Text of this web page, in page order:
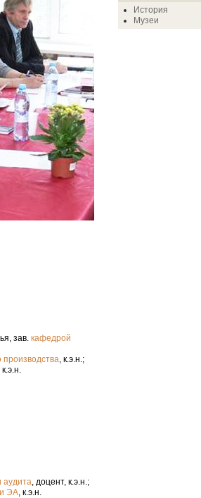
зав. кафедрой
производства , к.э.н.;
аудита, доцент, к.э.н.;
ЭА, к.э.н.
История
Музеи